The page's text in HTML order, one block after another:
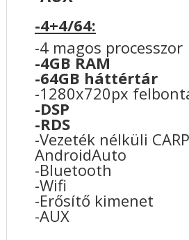
-4+4/64:
-4 magos processzor
-4GB RAM
-64GB háttértár
-1280x720px
-DSP
-RDS
-Vezeték nélküli
AndroidAuto
-Bluetooth
-Wifi
-Erősítő kimenet
-AUX